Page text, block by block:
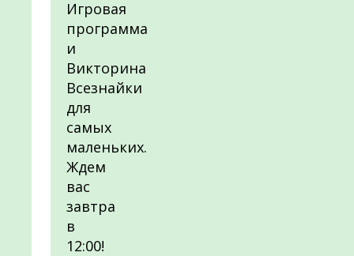
Игровая
программа
и
Викторина
Всезнайки
для
самых
маленьких.
Ждем
вас
завтра
в
12:00!